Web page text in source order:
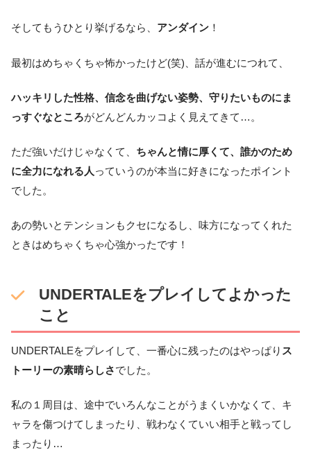
そしてもうひとり挙げるなら、 アンダイン ！
最初はめちゃくちゃ怖かったけど(笑)、話が進むにつれて、
ハッキリした性格、信念を曲げない姿勢、守りたいものにま
っすぐなところがどんどんカッコよく見えてきて…。
ただ強いだけじゃなくて、 ちゃんと情に厚くて、誰かのため
に全力になれる人 っていうのが本当に好きになったポイント
でした。
あの勢いとテンションもクセになるし、味方になってくれた
ときはめちゃくちゃ心強かったです！
UNDERTALEをプレイしてよかった
こと
UNDERTALEをプレイして、一番心に残ったのはやっぱり ス
トーリーの素晴らしさでした。
私の１周目は、途中でいろんなことがうまくいかなくて、キ
ャラを傷つけてしまったり、戦わなくていい相手と戦ってし
まったり…